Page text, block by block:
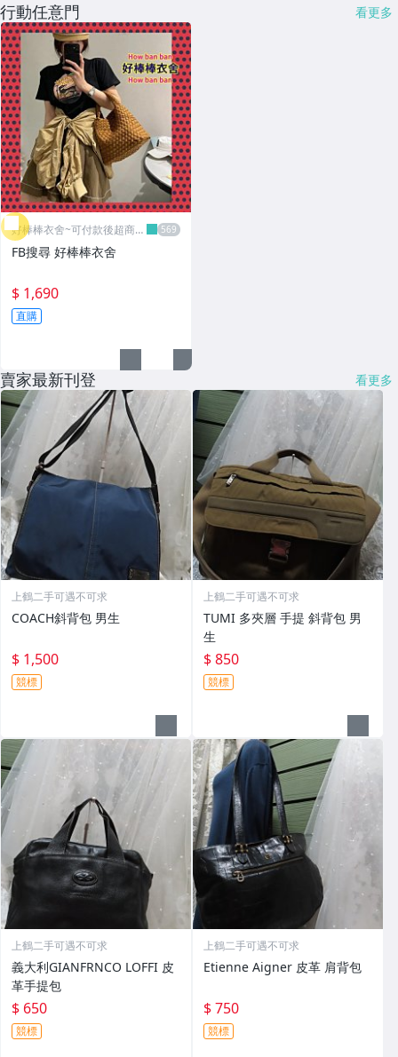
行動任意門 看更多
好棒棒衣舍~可付款後超商取
貨
FB搜尋 好棒棒衣舍
$ 1,690
直購
賣家最新刊登 看更多
上鶴二手可遇不可求
COACH斜背包 男生
$ 1,500
競標
上鶴二手可遇不可求
TUMI 多夾層 手提 斜背包 男
生
$ 850
競標
上鶴二手可遇不可求
義大利GIANFRNCO LOFFI 皮
革手提包
$ 650
競標
上鶴二手可遇不可求
Etienne Aigner 皮革 肩背包
$ 750
競標